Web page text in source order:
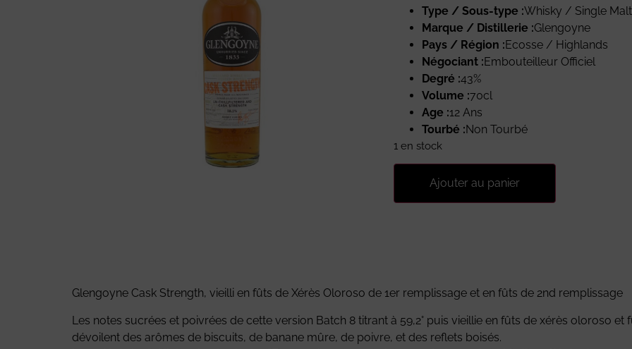
Type / Sous-type :Whisky / Single
Marque / Distillerie :Glengoyne
Pays / Région :Ecosse / Highlands
Négociant :Embouteilleur Officiel
Degré :43%
Volume :70cl
Age :12 Ans
Tourbé :Non Tourbé
1 en stock
Ajouter au panier
Glengoyne Cask Strength, vieilli en fûts de Xérès Oloroso de 1er remplissage et en fûts de 2nd remplissage
Les notes sucrées et poivrées de cette version Batch 8 titrant à 59,2° puis vieillie en fûts de xérès oloroso et
dévoilent des arômes de biscuits, de banane mûre, de poivre, et des reflets boisés.